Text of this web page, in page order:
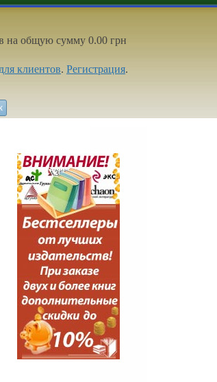
клиентов. Регистрация.
на общую сумму 0.00 грн